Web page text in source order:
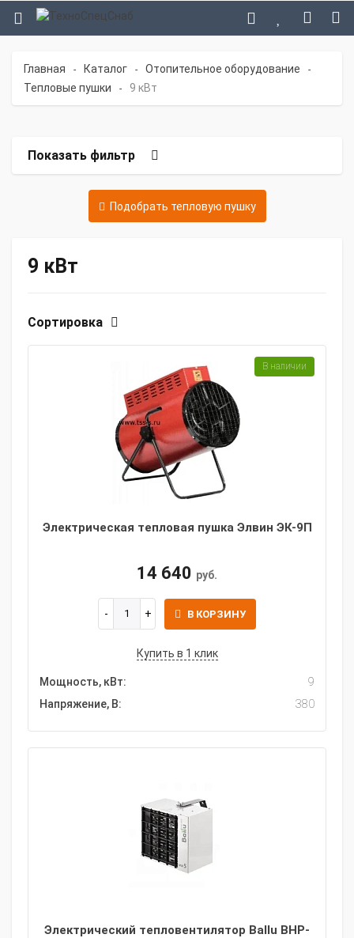
Главная - Каталог - Отопительное оборудование -
Тепловые пушки - 9 кВт
Показать фильтр
Подобрать тепловую пушку
9 кВт
Сортировка
Электрическая тепловая пушка Элвин ЭК-9П
14 640 руб.
В КОРЗИНУ
Купить в 1 клик
Мощность, кВт:
9
Напряжение, В:
380
В наличии
Электрический тепловентилятор Ballu BHP-